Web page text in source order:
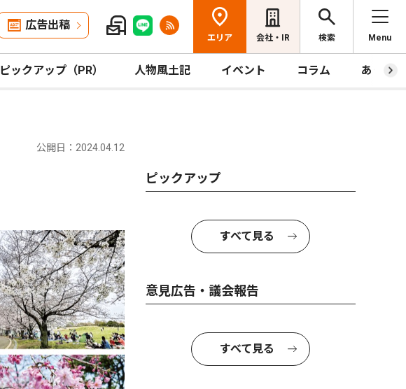
広告出稿
エリア 会社・IR 検索 Menu
ピックアップ（PR） 人物風土記 イベント コラム あっと
公開日：2024.04.12
ピックアップ
すべて見る
意見広告・議会報告
すべて見る